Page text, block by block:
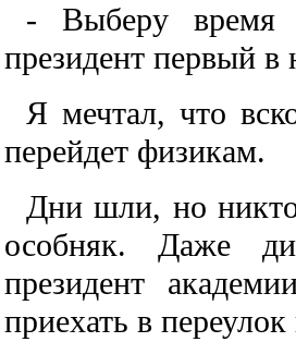
- Выберу время
президент первый в
Я мечтал, что
перейдет физикам.
Дни шли, но
особняк. Даже
президент
приехать в